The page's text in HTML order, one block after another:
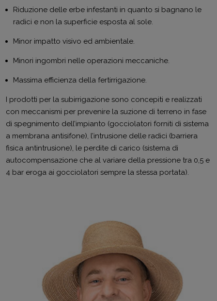
Riduzione delle erbe infestanti in quanto si bagnano le
radici e non la superficie esposta al sole.
Minor impatto visivo ed ambientale.
Minori ingombri nelle operazioni meccaniche.
Massima efficienza della fertirrigazione.
I prodotti per la subirrigazione sono concepiti e realizzati
con meccanismi per prevenire la suzione di terreno in fase
di spegnimento dell’impianto (gocciolatori forniti di sistema
a membrana antisifone), l’intrusione delle radici (barriera
fisica antintrusione), le perdite di carico (sistema di
autocompensazione che al variare della pressione tra 0,5 e
4 bar eroga ai gocciolatori sempre la stessa portata).